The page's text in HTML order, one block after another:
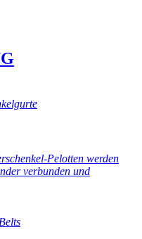
Pelotten werden
verbunden und